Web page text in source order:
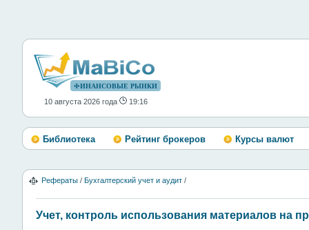
ФИНАНСОВЫЕ РЫНКИ
10 августа 2026 года 19:16
Библиотека Рейтинг брокеров Курсы валют
Рефераты / Бухгалтерский учет и аудит /
Учет, контроль использования материалов на